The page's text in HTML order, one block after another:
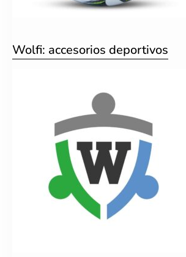
Wolfi: accesorios deportivos